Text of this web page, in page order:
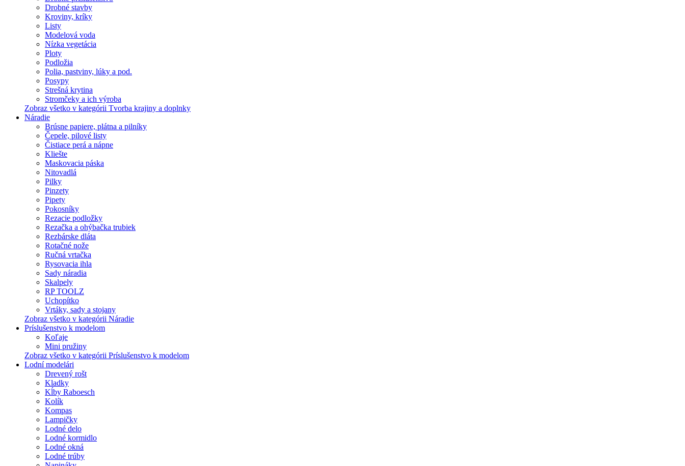
Drobné stavby
Kroviny, kríky
Listy
Modelová voda
Nízka vegetácia
Ploty
Podložia
Polia, pastviny, lúky a pod.
Posypy
Strešná krytina
Stromčeky a ich výroba
Zobraz všetko v kategórii Tvorba krajiny a doplnky
Náradie
Brúsne papiere, plátna a pilníky
Čepele, pilové listy
Čistiace perá a nápne
Kliešte
Maskovacia páska
Nitovadlá
Pilky
Pinzety
Pipety
Pokosníky
Rezacie podložky
Rezačka a ohýbačka trubiek
Rezbárske dláta
Rotačné nože
Ručná vrtačka
Rysovacia ihla
Sady náradia
Skalpely
RP TOOLZ
Uchopítko
Vrtáky, sady a stojany
Zobraz všetko v kategórii Náradie
Príslušenstvo k modelom
Koľaje
Mini pružiny
Zobraz všetko v kategórii Príslušenstvo k modelom
Lodní modelári
Drevený rošt
Kladky
Kĺby Raboesch
Kolík
Kompas
Lampičky
Lodné delo
Lodné kormidlo
Lodné okná
Lodné trúby